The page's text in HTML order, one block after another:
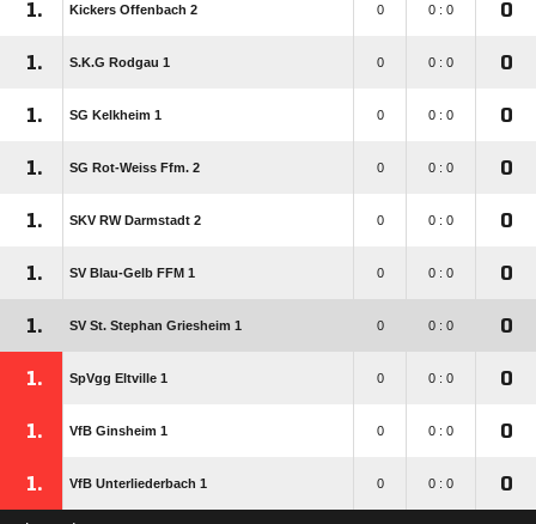
1. Kickers Offenbach 2 0 0 : 0 0
1. S.K.G Rodgau 1 0 0 : 0 0
1. SG Kelkheim 1 0 0 : 0 0
1. SG Rot-Weiss Ffm. 2 0 0 : 0 0
1. SKV RW Darmstadt 2 0 0 : 0 0
1. SV Blau-Gelb FFM 1 0 0 : 0 0
1. SV St. Stephan Griesheim 1 0 0 : 0 0
1. SpVgg Eltville 1 0 0 : 0 0
1. VfB Ginsheim 1 0 0 : 0 0
1. VfB Unterliederbach 1 0 0 : 0 0